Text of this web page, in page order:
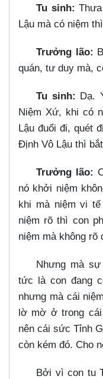
Tu sinh:
Lậu mà có niệm
Trưởng lão:
quán, tư duy mà,
Tu sinh: Dạ.
Niệm Xứ, khi có
Lậu đuổi đi, quét
Định Vô Lậu thì
Trưởng lão:
nó khởi niệm
khi mà niệm vi
niệm rõ thì con
niệm mà không rõ
Nhưng mà
tức là con đang
nhưng mà cái
lờ mờ ở trong
nên cái sức Tỉnh
còn kém đó. Cho
Bởi vì con tu